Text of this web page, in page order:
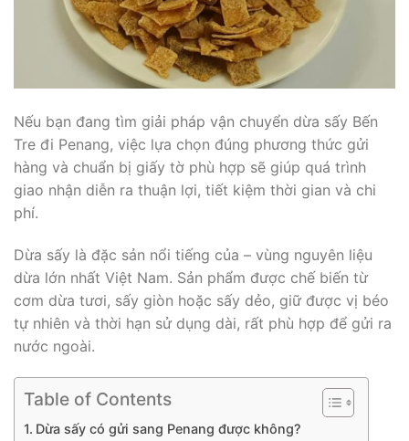
Nếu bạn đang tìm giải pháp vận chuyển dừa sấy Bến
Tre đi Penang, việc lựa chọn đúng phương thức gửi
hàng và chuẩn bị giấy tờ phù hợp sẽ giúp quá trình
giao nhận diễn ra thuận lợi, tiết kiệm thời gian và chi
phí.
Dừa sấy là đặc sản nổi tiếng của – vùng nguyên liệu
dừa lớn nhất Việt Nam. Sản phẩm được chế biến từ
cơm dừa tươi, sấy giòn hoặc sấy dẻo, giữ được vị béo
tự nhiên và thời hạn sử dụng dài, rất phù hợp để gửi ra
nước ngoài.
Table of Contents
Dừa sấy có gửi sang Penang được không?